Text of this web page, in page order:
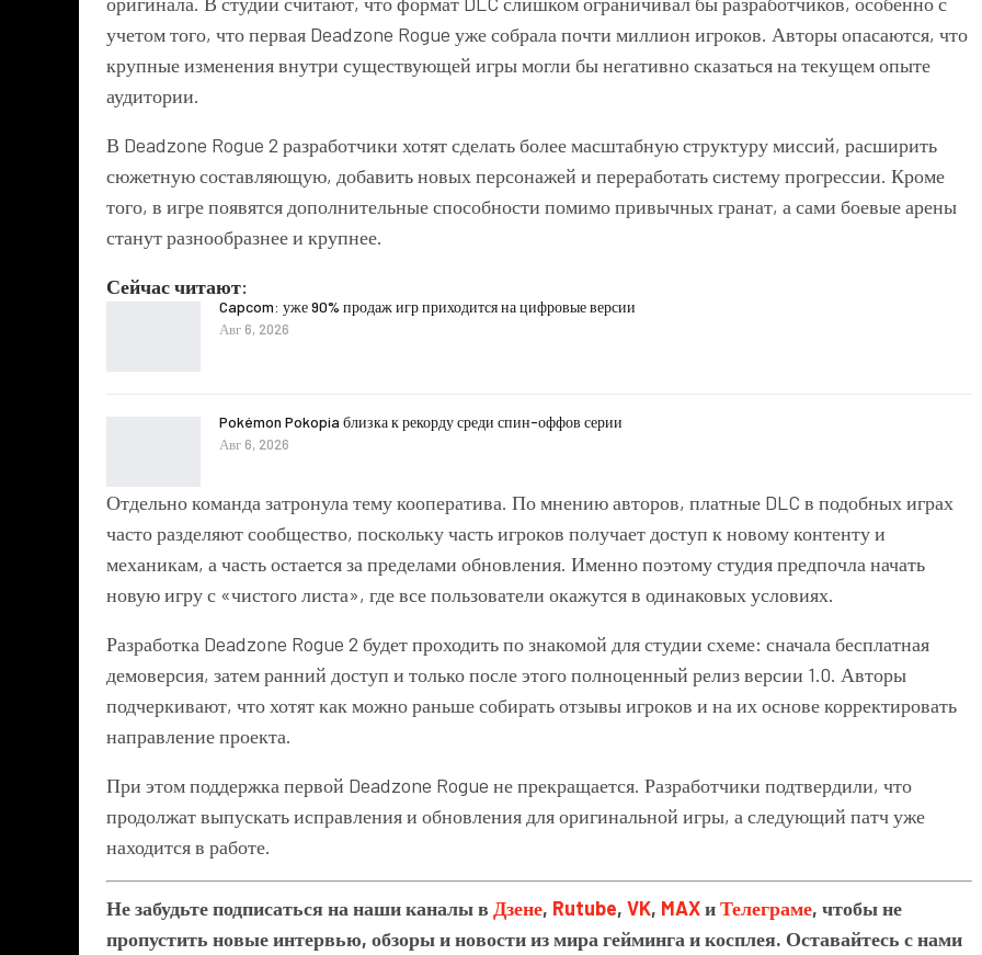
учетом того, что первая Deadzone Rogue уже собрала почти миллион игроков. Авторы опасаются, что
крупные изменения внутри существующей игры могли бы негативно сказаться на текущем опыте
аудитории.
В Deadzone Rogue 2 разработчики хотят сделать более масштабную структуру миссий, расширить
сюжетную составляющую, добавить новых персонажей и переработать систему прогрессии. Кроме
того, в игре появятся дополнительные способности помимо привычных гранат, а сами боевые арены
станут разнообразнее и крупнее.
Сейчас читают:
Capcom: уже 90% продаж игр приходится на цифровые версии
Авг 6, 2026
Pokémon Pokopia близка к рекорду среди спин-оффов серии
Авг 6, 2026
Отдельно команда затронула тему кооператива. По мнению авторов, платные DLC в подобных играх
часто разделяют сообщество, поскольку часть игроков получает доступ к новому контенту и
механикам, а часть остается за пределами обновления. Именно поэтому студия предпочла начать
новую игру с «чистого листа», где все пользователи окажутся в одинаковых условиях.
Разработка Deadzone Rogue 2 будет проходить по знакомой для студии схеме: сначала бесплатная
демоверсия, затем ранний доступ и только после этого полноценный релиз версии 1.0. Авторы
подчеркивают, что хотят как можно раньше собирать отзывы игроков и на их основе корректировать
направление проекта.
При этом поддержка первой Deadzone Rogue не прекращается. Разработчики подтвердили, что
продолжат выпускать исправления и обновления для оригинальной игры, а следующий патч уже
находится в работе.
Не забудьте подписаться на наши каналы в Дзене, Rutube, VK, MAXиТелеграме, чтобы не
пропустить новые интервью, обзоры и новости из мира гейминга и косплея. Оставайтесь с нами